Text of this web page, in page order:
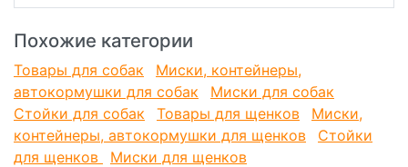
Похожие категории
Товары для собак
Миски, контейнеры,
автокормушки для собак
Миски для собак
Стойки для собак
Товары для щенков
Миски,
контейнеры, автокормушки для щенков
Стойки
для щенков
Миски для щенков